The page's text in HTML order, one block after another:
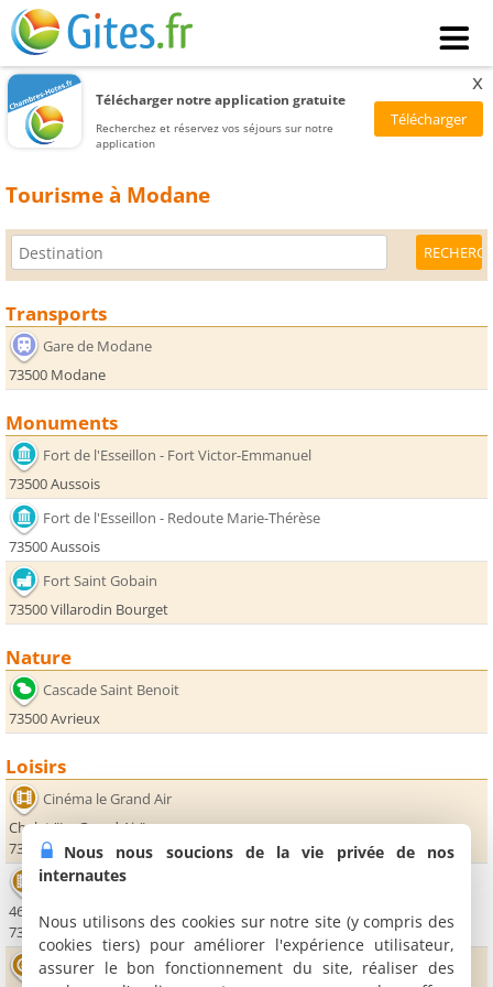
Télécharger notre application gratuite
Recherchez et réservez vos séjours sur notre
application
x
Tourisme à Modane
Transports
Gare de Modane
73500 Modane
Monuments
Fort de l'Esseillon - Fort Victor-Emmanuel
73500 Aussois
Fort de l'Esseillon - Redoute Marie-Thérèse
73500 Aussois
Fort Saint Gobain
73500 Villarodin Bourget
Nature
Cascade Saint Benoit
73500 Avrieux
Loisirs
Cinéma le Grand Air
Chalet "Le Grand Air"
73500 La Norma
Cinéma l'Embellie
46 avenue de la Liberté
73500 Fourneaux
Parcobranche du Diable
Nous nous soucions de la vie privée de nos
internautes
Nous utilisons des cookies sur notre site (y compris des
cookies tiers) pour améliorer l'expérience utilisateur,
assurer le bon fonctionnement du site, réaliser des